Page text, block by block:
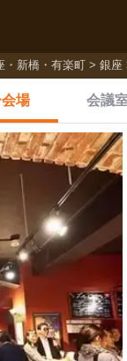
・新橋・有楽町 銀座
場 会議